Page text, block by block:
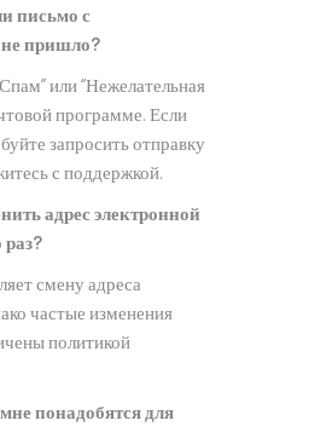
письмо с
пришло?
или “Нежелательная
программе. Если
запросить отправку
с поддержкой.
адрес электронной
смену адреса
частые изменения
политикой
понадобятся для